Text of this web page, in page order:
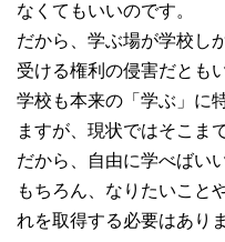
なくてもいいのです。
だから、学ぶ場が学校し
受ける権利の侵害だとも
学校も本来の「学ぶ」に
ますが、現状ではそこま
だから、自由に学べばい
もちろん、なりたいこと
れを取得する必要はあり